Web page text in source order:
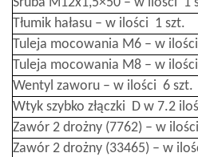
Tłumik hałasu – w ilości 1 szt.
Tuleja mocowania M6 – w
Tuleja mocowania M8 – w
Wentyl zaworu – w ilości 6 szt.
Wtyk szybko złączki D w 7.2
Zawór 2 drożny (7762) – w
Zawór 2 drożny (33465) – w